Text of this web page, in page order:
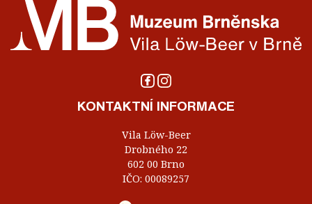
KONTAKTNÍ INFORMACE
Vila Löw-Beer
Drobného 22
602 00 Brno
IČO: 00089257